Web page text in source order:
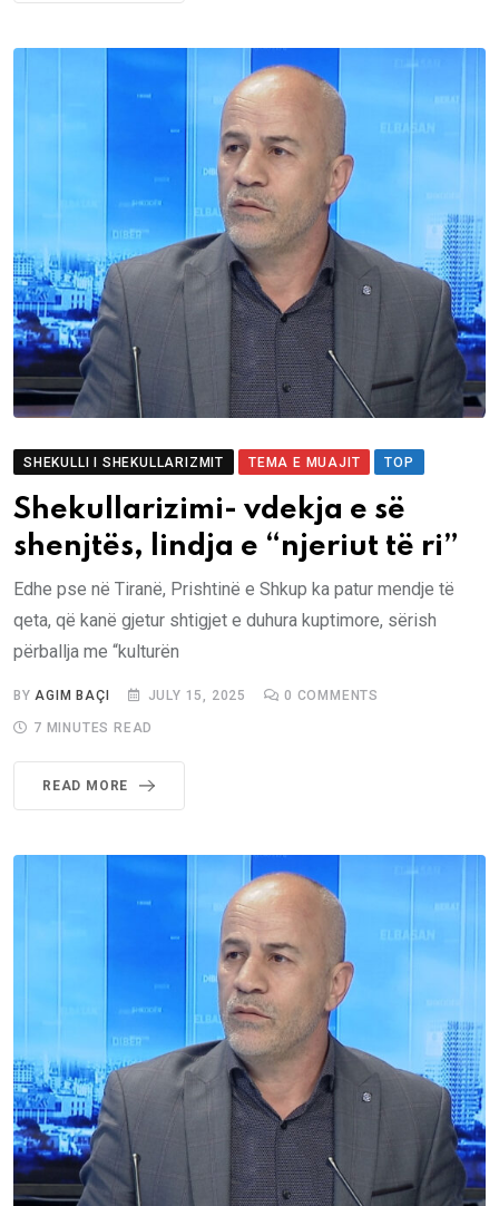
SHEKULLI I SHEKULLARIZMIT TEMA E MUAJIT TOP
Shekullarizimi- vdekja e së
shenjtës, lindja e “njeriut të ri”
Edhe pse në Tiranë, Prishtinë e Shkup ka patur mendje të
qeta, që kanë gjetur shtigjet e duhura kuptimore, sërish
përballja me “kulturën
BYAGIM BAÇI JULY 15, 2025 0 COMMENTS
7 MINUTES READ
READ MORE